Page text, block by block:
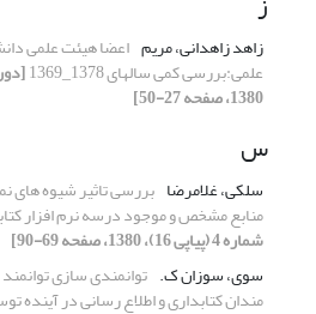
زاهد زاهدانی، مریم اعضا هیئت علمی
علمی:بررسی کمی سالهای 1378_1369
1380، صفحه 27-50]
س
سلکی، غلامرضا بررسی تاثیر شیوه های
منابع مشخص و موجود درسه نرم افزار
شماره 4 (پیاپی 16)، 1380، صفحه 69-90]
سوی، سوزان ک. توانمندی سازی
مندان کتابداری و اطلاع رسانی در آینده